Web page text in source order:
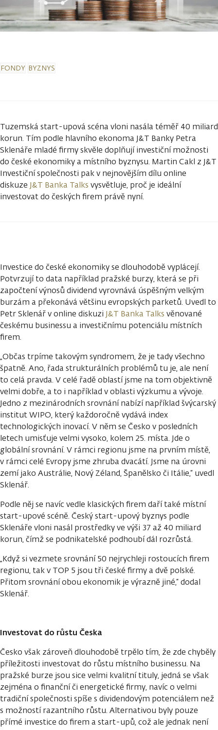
FONDY BYZNYS
Tuzemská start-upová scéna vloni nasála téměř 40 miliard
korun. Tím podle hlavního ekonoma J&T Banky Petra
Sklenáře mladé firmy skvěle doplňují investiční možnosti
do české ekonomiky a místního byznysu. Martin Cakl z J&T
Investiční společnosti pak v nejnovějším dílu online
diskuze J&T Banka Talks vysvětluje, proč je ideální
investovat do českých firem právě nyní.
Investice do české ekonomiky se dlouhodobě vyplácejí.
Potvrzují to data například pražské burzy, která se při
započtení výnosů dividend vyrovnává úspěšným velkým
burzám a překonává většinu evropských parketů. Uvedl to
Petr Sklenář v online diskuzi J&T Banka Talks věnované
českému businessu a investičnímu potenciálu místních
firem.
„Občas trpíme takovým syndromem, že je tady všechno
špatně. Ano, řada strukturálních problémů tu je, ale není
to celá pravda. V celé řadě oblastí jsme na tom objektivně
velmi dobře, a to i například v oblasti výzkumu a vývoje.
Jedno z mezinárodních srovnání nabízí například švýcarský
institut WIPO, který každoročně vydává index
technologických inovací. V něm se Česko v posledních
letech umisťuje velmi vysoko, kolem 25. místa. Jde o
globální srovnání. V rámci regionu jsme na prvním místě,
v rámci celé Evropy jsme zhruba dvacátí. Jsme na úrovni
zemí jako Austrálie, Nový Zéland, Španělsko či Itálie,“ uvedl
Sklenář.
Podle něj se navíc vedle klasických firem daří také místní
start-upové scéně. Český start-upový byznys podle
Sklenáře vloni nasál prostředky ve výši 37 až 40 miliard
korun, čímž se podnikatelské podhoubí dál rozrůstá.
„Když si vezmete srovnání 50 nejrychleji rostoucích firem
regionu, tak v TOP 5 jsou tři české firmy a dvě polské.
Přitom srovnání obou ekonomik je výrazně jiné,“ dodal
Sklenář.
Investovat do růstu Česka
Česko však zároveň dlouhodobě trpělo tím, že zde chyběly
příležitosti investovat do růstu místního businessu. Na
pražské burze jsou sice velmi kvalitní tituly, jedná se však
zejména o finanční či energetické firmy, navíc o velmi
tradiční společnosti spíše s dividendovým potenciálem než
s možností razantního růstu. Alternativou byly pouze
přímé investice do firem a start-upů, což ale jednak není